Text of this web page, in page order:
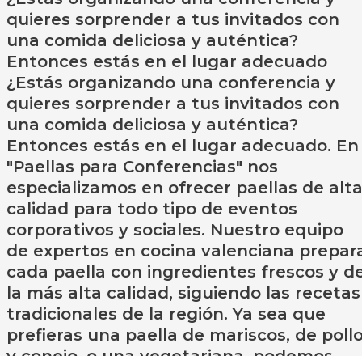
quieres sorprender a tus invitados con
una comida deliciosa y auténtica?
Entonces estás en el lugar adecuado
¿Estás organizando una conferencia y
quieres sorprender a tus invitados con
una comida deliciosa y auténtica?
Entonces estás en el lugar adecuado. En
"Paellas para Conferencias" nos
especializamos en ofrecer paellas de alta
calidad para todo tipo de eventos
corporativos y sociales. Nuestro equipo
de expertos en cocina valenciana
cada paella con ingredientes frescos y
la más alta calidad, siguiendo las recetas
tradicionales de la región. Ya sea que
prefieras una paella de mariscos, de